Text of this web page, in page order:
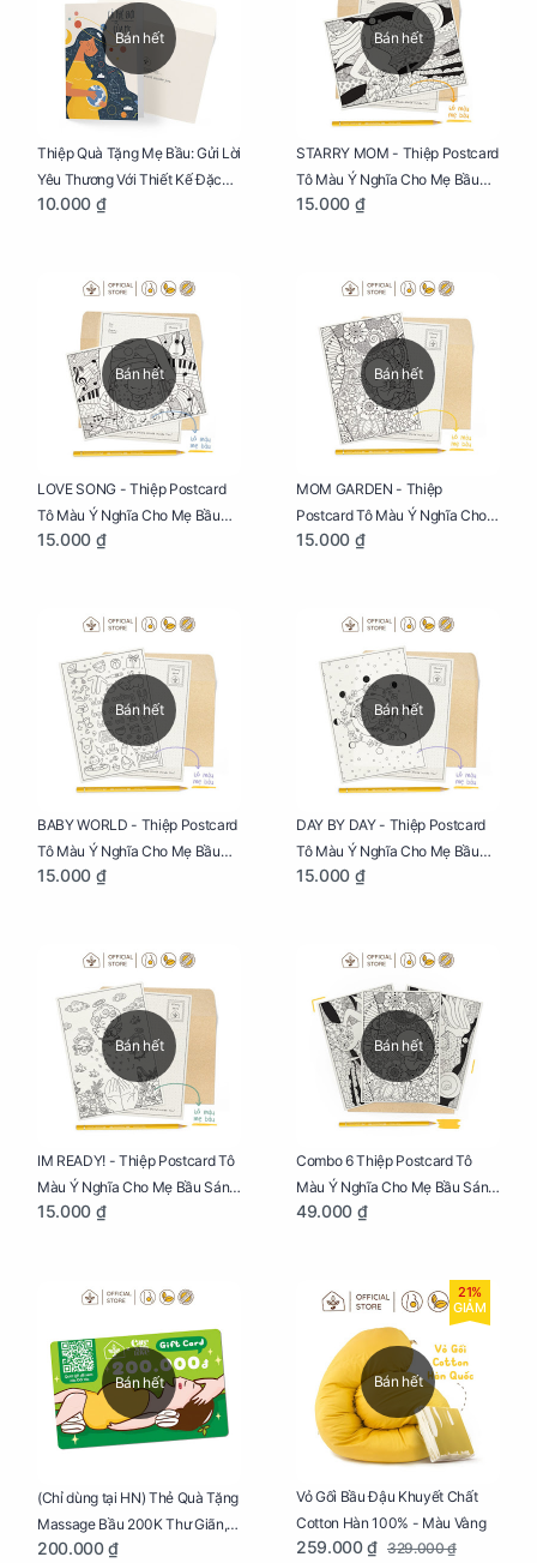
Bán hết
Thiệp Quà Tặng Mẹ Bầu: Gửi Lời
Yêu Thương Với Thiết Kế Đặc
Biệt Dành Riêng Cho Mẹ Bầu
10.000 ₫
Bán hết
STARRY MOM - Thiệp Postcard
Tô Màu Ý Nghĩa Cho Mẹ Bầu
Sáng Tạo, Thư Giãn Và Hạnh
15.000 ₫
Bán hết
LOVE SONG - Thiệp Postcard
Tô Màu Ý Nghĩa Cho Mẹ Bầu
Sáng Tạo, Thư Giãn Và Hạnh
15.000 ₫
Bán hết
MOM GARDEN - Thiệp
Postcard Tô Màu Ý Nghĩa Cho
Mẹ Bầu Sáng Tạo, Thư Giãn Và
15.000 ₫
Bán hết
BABY WORLD - Thiệp Postcard
Tô Màu Ý Nghĩa Cho Mẹ Bầu
Sáng Tạo, Thư Giãn Và Hạnh
15.000 ₫
Bán hết
DAY BY DAY - Thiệp Postcard
Tô Màu Ý Nghĩa Cho Mẹ Bầu
Sáng Tạo, Thư Giãn Và Hạnh
15.000 ₫
Bán hết
IM READY! - Thiệp Postcard Tô
Màu Ý Nghĩa Cho Mẹ Bầu Sáng
Tạo, Thư Giãn Và Hạnh Phúc
15.000 ₫
Bán hết
Combo 6 Thiệp Postcard Tô
Màu Ý Nghĩa Cho Mẹ Bầu Sáng
Tạo, Thư Giãn Và Hạnh Phúc
49.000 ₫
Bán hết
(Chỉ dùng tại HN) Thẻ Quà Tặng
Massage Bầu 200K Thư Giãn,
Tăng Tuần Hoàn Máu, Ngủ
200.000 ₫
Bán hết
21%
GIẢM
Vỏ Gối Bầu Đậu Khuyết Chất
Cotton Hàn 100% - Màu Vàng
259.000 ₫ 329.000 ₫